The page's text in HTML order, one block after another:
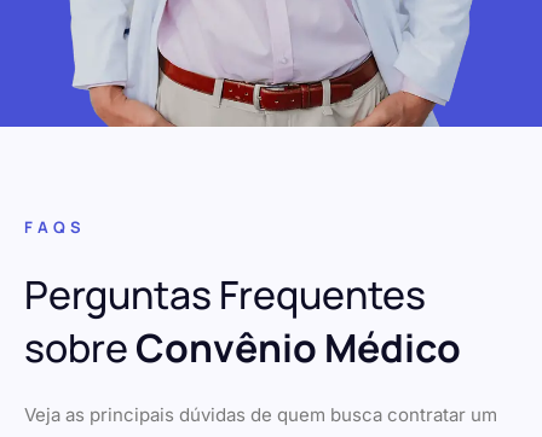
FAQS
Perguntas Frequentes
sobreConvênio Médico
Veja as principais dúvidas de quem busca contratar um